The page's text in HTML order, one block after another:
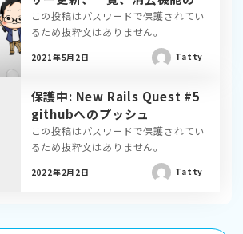
装
この投稿はパスワードで保護されてい
るため抜粋文はありません。
Tatty
2021年5月2日
保護中: New Rails Quest #5
githubへのプッシュ
この投稿はパスワードで保護されてい
るため抜粋文はありません。
Tatty
2022年2月2日